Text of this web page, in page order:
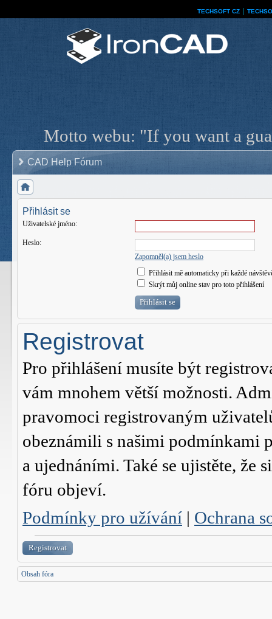
TECHSOFT CZ
Motto webu: "If you want a
CAD Help Fórum
Přihlásit se
Uživatelské jméno:
Heslo:
Zapomněl(a) jsem heslo
Přihlásit mě automaticky při každé
Skrýt můj online stav pro toto přihlášení
Registrovat
Pro přihlášení musíte být
vám mnohem větší možnosti.
pravomoci registrovaným
obeznámili s našimi podmínkami
a ujednáními. Také se ujistěte, že
fóru objeví.
Podmínky pro užívání | Ochrana
Registrovat
Obsah fóra